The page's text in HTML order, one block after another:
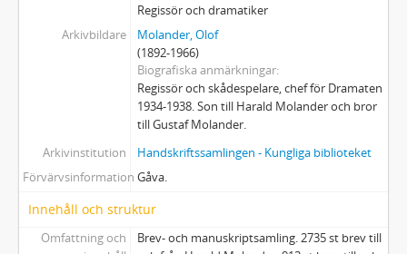
19 - Biographica
Diverse
20a - "Regissörens rätt till konstnärlig upphhovsrätt" (1940). Dossier: Korrespondens mellan Olof Molander och Svenska Teaterförbundet angående tvist mellan regissören Karl Kinch och direktör Oskar Winge. PM för utlåtande angående regi.
21 - Almanackor, dagböcker och dylikt
22 - Anteckningar och excerperingar
23 - Manus: Olof Molanders och andra personers
25 - Tryck (Böcker, tidskrifter o. dyl.)
26 - Småtryck (Teaterprogram o. dyl.)
26a - Särtryck med dedikationer med mera
26a:32 - Borberg, Svend: DET NORDISKE TEATER.
Regissör och dramatiker
Arkivbildare
Molander, Olof
(1892-1966)
Biografiska anmärkningar
Regissör och skådespelare, chef för Dramaten
1934-1938. Son till Harald Molander och bror
till Gustaf Molander.
Arkivinstitution
Handskriftssamlingen - Kungliga biblioteket
Förvärvsinformation Gåva.
Innehåll och struktur
Omfattning och
Brev- och manuskriptsamling. 2735 st brev till